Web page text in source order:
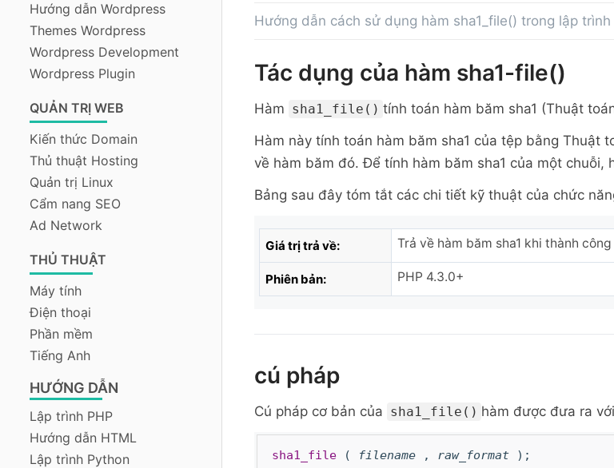
Hướng dẫn Wordpress
Themes Wordpress
Wordpress Development
Wordpress Plugin
QUẢN TRỊ WEB
Kiến thức Domain
Thủ thuật Hosting
Quản trị Linux
Cẩm nang SEO
Ad Network
THỦ THUẬT
Máy tính
Điện thoại
Phần mềm
Tiếng Anh
HƯỚNG DẪN
Lập trình PHP
Hướng dẫn HTML
Lập trình Python
Hướng dẫn cách sử dụng hàm sha1_file() trong lập trình
Tác dụng của hàm sha1-file()
Hàm sha1_file() tính toán hàm băm sha1 (Thuật
Hàm này tính toán hàm băm sha1 của tệp bằng Thuật
về hàm băm đó. Để tính hàm băm sha1 của một chuỗi,
Bảng sau đây tóm tắt các chi tiết kỹ thuật của chức
Giá trị trả về: Trả về hàm băm sha1 khi thành
Phiên bản: PHP 4.3.0+
cú pháp
Cú pháp cơ bản của sha1_file() hàm được đưa ra
sha1_file ( filename , raw_format );